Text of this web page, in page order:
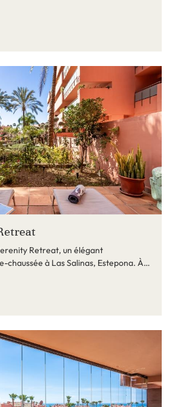
Retreat, un élégant
à Las Salinas, Estepona. À